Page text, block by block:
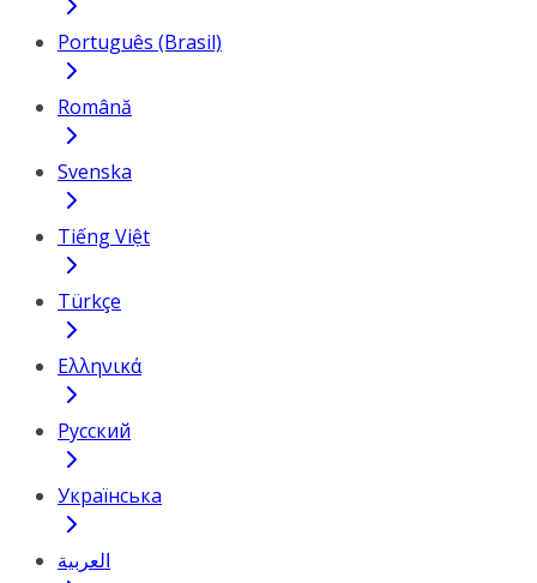
Português (Brasil)
Română
Svenska
Tiếng Việt
Türkçe
Ελληνικά
Русский
Українська
العربية